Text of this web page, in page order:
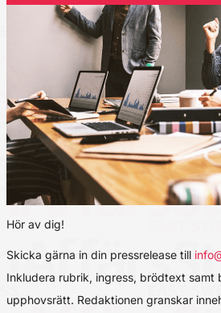
Hör av dig!
Skicka gärna in din pressrelease till
Inkludera rubrik, ingress, brödtext samt
upphovsrätt. Redaktionen granskar